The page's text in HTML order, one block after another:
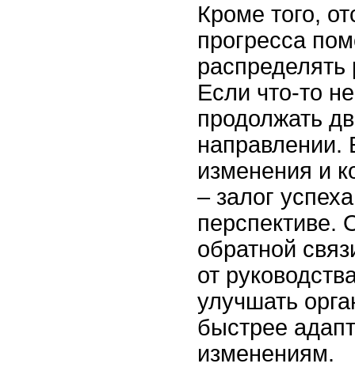
Кроме того,
прогресса
Если что-то
продолжать
направлении.
изменения и
– залог
перспективе.
обратной
от
улучшать
быстрее
изменениям.